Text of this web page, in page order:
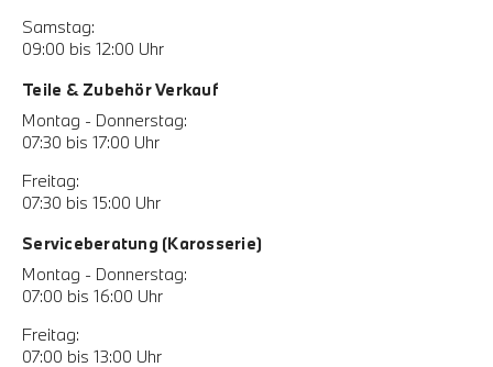
Samstag:
09:00 bis 12:00 Uhr
Teile & Zubehör Verkauf
Montag - Donnerstag:
07:30 bis 17:00 Uhr
Freitag:
07:30 bis 15:00 Uhr
Serviceberatung (Karosserie)
Montag - Donnerstag:
07:00 bis 16:00 Uhr
Freitag:
07:00 bis 13:00 Uhr